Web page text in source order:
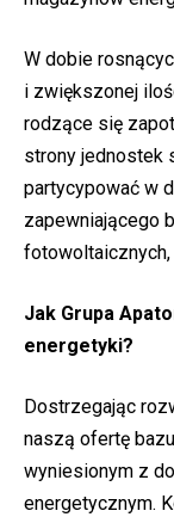
W dobie
i zwiększonej
rodzące się
strony jednostek
partycypować w
zapewniającego
Jak Grupa
energetyki?
Dostrzegając
naszą ofertę
wyniesionym z
energetycznym.